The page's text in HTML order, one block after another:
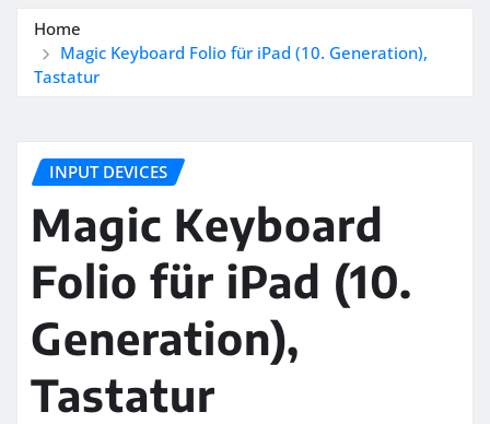
Home
Magic Keyboard Folio für iPad (10. Generation),
Tastatur
INPUT DEVICES
Magic Keyboard
Folio für iPad (10.
Generation),
Tastatur